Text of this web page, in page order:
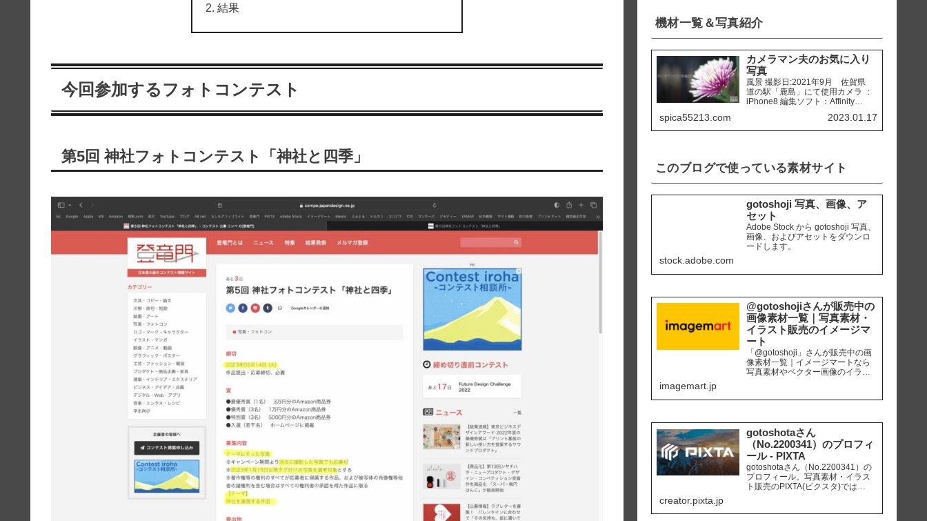
結果
今回参加するフォトコンテスト
第5回 神社フォトコンテスト「神社と四季」
機材一覧＆写真紹介
カメラマン夫のお気に入り
写真
風景 撮影日:2021年9月 佐賀県
道の駅「鹿島」にて使用カメラ ：
iPhone8 編集ソフト：Affinity
天草市 「ホテルアレグリアガー
デンズ天草」にて使用カメラ ：
spica55213.com 2023.01.17
このブログで使っている素材サイト
gotoshoji 写真、画像、ア
セット
Adobe Stock から gotoshoji 写真、
画像、およびアセットをダウンロ
ードします。
stock.adobe.com
@gotoshojiさんが販売中の
画像素材一覧｜写真素材・
イラスト販売のイメージマ
ート
「@gotoshoji」さんが販売中の画
像素材一覧｜イメージマートなら
写真素材やベクター画像のイラス
購入可能です。個人、商用を問わ
イヤリティフリー画像を、広報、
販促、社内資料作り、サイト運営
等にご活用ください。
imagemart.jp
gotoshotaさん
（No.2200341）のプロフィ
ール - PIXTA
gotoshotaさん（No.2200341）の
プロフィール。写真素材・イラス
ト販売のPIXTA(ピクスタ)では
550円から購入可能です。毎週更新
creator.pixta.jp